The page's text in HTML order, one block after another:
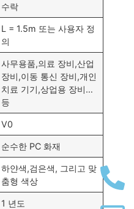
수락
L = 1.5m 또는 사용자 정
의
사무용품,의료 장비,산업
장비,이동 통신 장비,개인
치료 기기,상업용 장비…
등
V0
순수한 PC 화재
하얀색,검은색, 그리고 맞
춤형 색상
1 년도